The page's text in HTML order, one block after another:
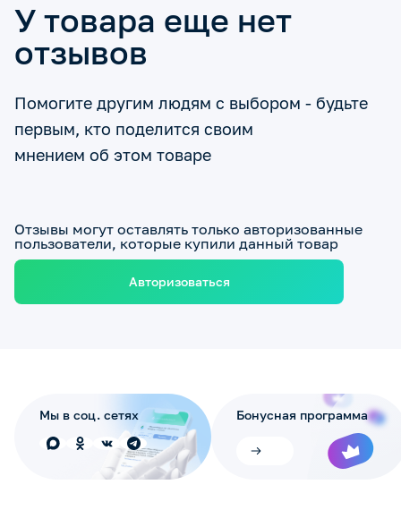
У товара еще нет
отзывов
Помогите другим людям с выбором - будьте
первым, кто поделится своим
мнением об этом товаре
Отзывы могут оставлять только авторизованные
пользователи, которые купили данный товар
Авторизоваться
Мы в соц. сетях Бонусная программа